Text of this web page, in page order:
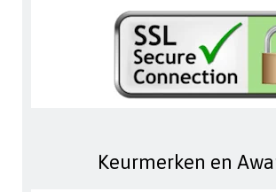
Keurmerken en